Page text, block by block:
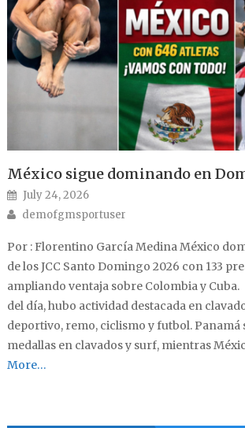
México sigue dominando en
Posted on
July 24, 2026
Author
demofgmsportuser
Por : Florentino García Medina México
de los JCC Santo Domingo 2026 con 133
ampliando ventaja sobre Colombia y
del día, hubo actividad destacada en
deportivo, remo, ciclismo y futbol. Panamá
medallas en clavados y surf, mientras
More…